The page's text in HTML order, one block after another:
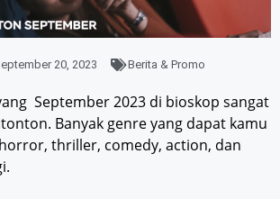
20, 2023 Berita & Promo
September 2023 di bioskop sangat
Banyak genre yang dapat kamu
thriller, comedy, action, dan